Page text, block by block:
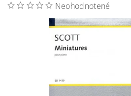
Neohodnotené